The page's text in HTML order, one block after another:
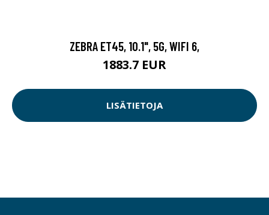
ZEBRA ET45, 10.1", 5G, WIFI 6,
1883.7 EUR
LISÄTIETOJA